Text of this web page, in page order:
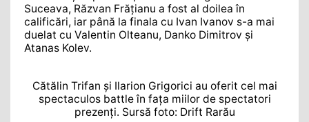
Suceava, Răzvan Frățianu a fost al doilea în
calificări, iar până la finala cu Ivan Ivanov s-a mai
duelat cu Valentin Olteanu, Danko Dimitrov și
Atanas Kolev.
Cătălin Trifan și Ilarion Grigorici au oferit cel mai
spectaculos battle în fața miilor de spectatori
prezenți. Sursă foto: Drift Rarău